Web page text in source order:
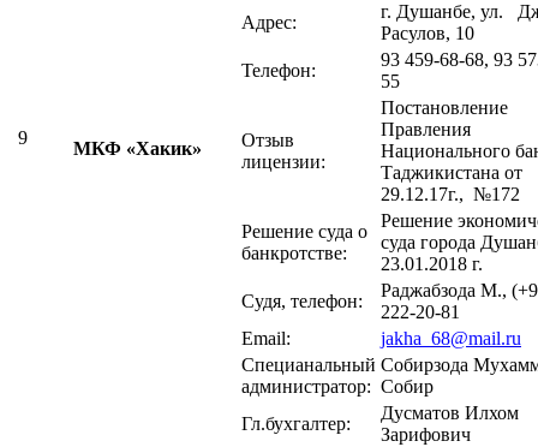
9
МКФ «Хакик»
Адрес:
г. Душанбе, ул.
Расулов, 10
Телефон:
93 459-68-68, 93
55
Отзыв
лицензии:
Постановление
Правления
Национального
Таджикистана от
29.12.17г., №172
Решение суда о
банкротстве:
Решение
суда города
23.01.2018 г.
Судя, телефон:
Раджабзода М.,
222-20-81
Email:
jakha_68@mail.ru
Специанальный
администратор:
Собирзода
Собир
Гл.бухгалтер:
Дусматов Илхом
Зарифович